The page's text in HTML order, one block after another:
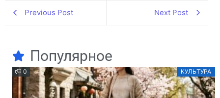
Previous Post Next Post
Популярное
0 КУЛЬТУРА